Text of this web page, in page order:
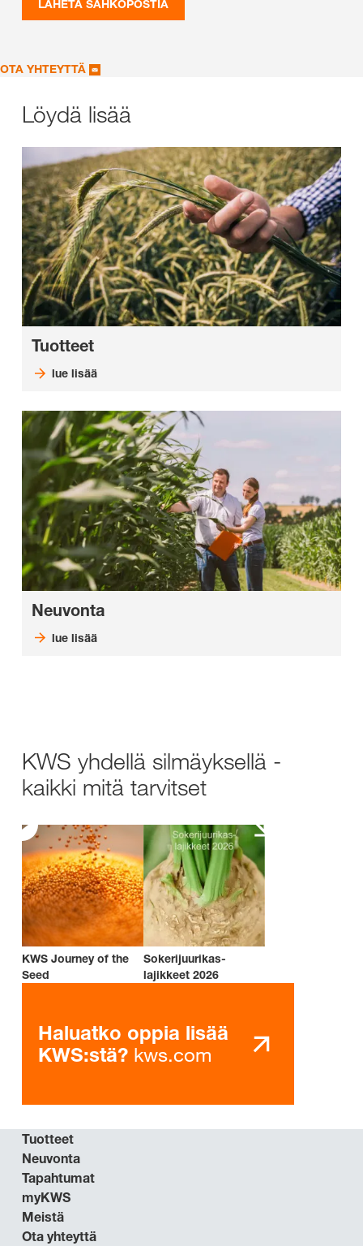
LÄHETÄ SÄHKÖPOSTIA
OTA YHTEYTTÄ
Löydä lisää
Tuotteet
lue lisää
Neuvonta
lue lisää
KWS yhdellä silmäyksellä -
kaikki mitä tarvitset
KWS Journey of the
Seed
Sokerijuurikas-
lajikkeet 2026
Haluatko oppia lisää
KWS:stä? kws.com
Tuotteet
Neuvonta
Tapahtumat
myKWS
Meistä
Ota yhteyttä